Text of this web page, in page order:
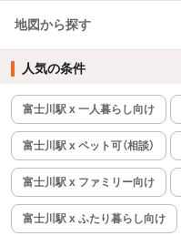
地図から探す
人気の条件
富士川駅 x 一人暮らし向け
富士川駅 x ペット可（相談）
富士川駅 x ファミリー向け
富士川駅 x ふたり暮らし向け